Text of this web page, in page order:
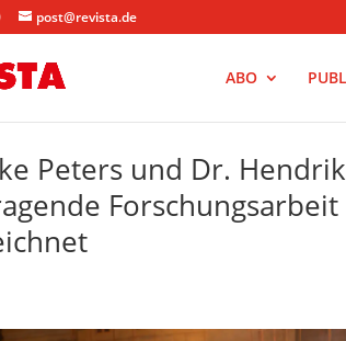
post@revista.de
ABO
Peters und Dr.